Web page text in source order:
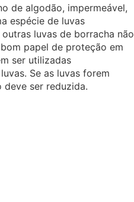
de algodão, impermeável,
espécie de luvas
luvas de borracha não
papel de proteção em
ser utilizadas
Se as luvas forem
ser reduzida.